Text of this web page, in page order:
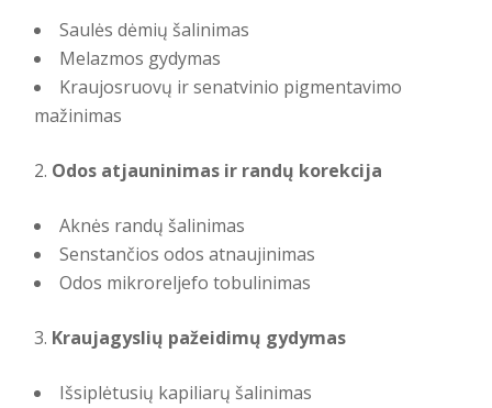
Saulės dėmių šalinimas
Melazmos gydymas
Kraujosruovų ir senatvinio pigmentavimo
mažinimas
Odos atjauninimas ir randų korekcija
Aknės randų šalinimas
Senstančios odos atnaujinimas
Odos mikroreljefo tobulinimas
Kraujagyslių pažeidimų gydymas
Išsiplėtusių kapiliarų šalinimas